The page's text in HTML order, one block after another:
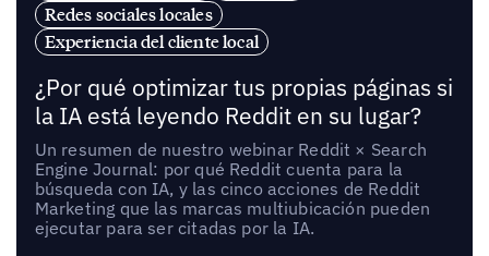
Redes sociales locales
Experiencia del cliente local
¿Por qué optimizar tus propias páginas si
la IA está leyendo Reddit en su lugar?
Un resumen de nuestro webinar Reddit × Search
Engine Journal: por qué Reddit cuenta para la
búsqueda con IA, y las cinco acciones de Reddit
Marketing que las marcas multiubicación pueden
ejecutar para ser citadas por la IA.